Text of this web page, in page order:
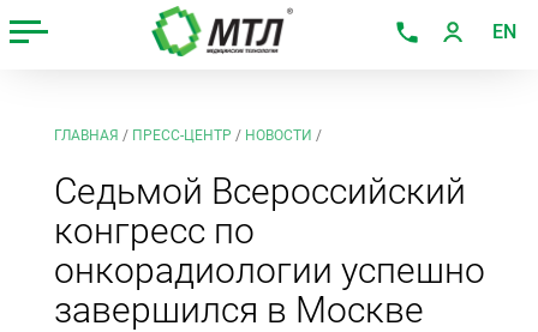
EN
ГЛАВНАЯ / ПРЕСС-ЦЕНТР / НОВОСТИ /
Седьмой Всероссийский
конгресс по
онкорадиологии успешно
завершился в Москве